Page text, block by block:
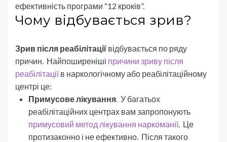
ефективність програми “12 кроків”.
Чому відбувається зрив?
Зрив після реабілітації відбувається по ряду
причин. Найпоширеніші причини зриву після
реабілітаціїв наркологічному або реабілітаційному
центрі це:
Примусове лікування . У багатьох
реабілітаційних центрах вам запропонують
примусовий метод лікування наркоманії. Це
протизаконно і не ефективно. Після такого